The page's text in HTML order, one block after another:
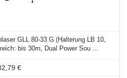
GLL 80-33 G (Halterung LB 10,
bis 30m, Dual Power Sou ...
€